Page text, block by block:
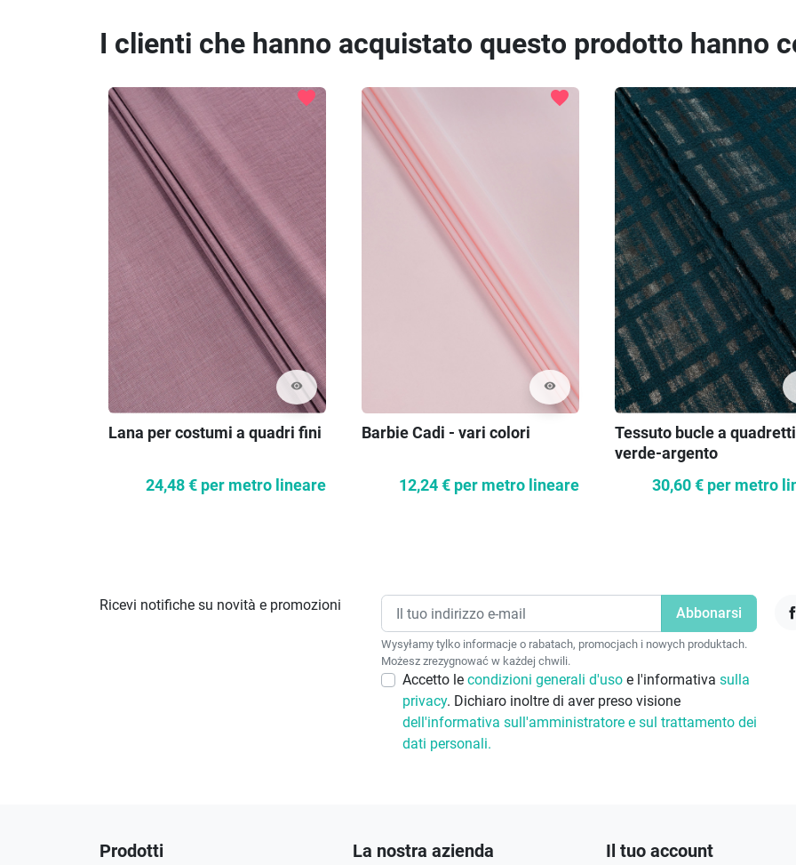
I clienti che hanno acquistato questo prodotto hanno
visibility
favorite
Lana per costumi a quadri fini
24,48 € per metro lineare
visibility
favorite
Barbie Cadi - vari colori
12,24 € per metro lineare
Tessuto bucle a quadretti
verde-argento
30,60 € per metro
Ricevi notifiche su novità e promozioni
Wysyłamy tylko informacje o rabatach, promocjach i nowych produktach.
Możesz zrezygnować w każdej chwili.
Accetto le condizioni generali d'uso e l'informativa sulla
privacy. Dichiaro inoltre di aver preso visione
dell'informativa sull'amministratore e sul trattamento dei
dati personali.
Prodotti La nostra azienda Il tuo account